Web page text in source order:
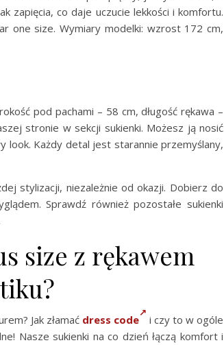
zapięcia, co daje uczucie lekkości i komfortu.
one size. Wymiary modelki: wzrost 172 cm,
pod pachami – 58 cm, długość rękawa –
stronie w sekcji sukienki. Możesz ją nosić
look. Każdy detal jest starannie przemyślany,
stylizacji, niezależnie od okazji. Dobierz do
Sprawdź również pozostałe sukienki
size z rękawem
Jak złamać dress code
i czy to w ogóle
Nasze sukienki na co dzień łączą komfort i